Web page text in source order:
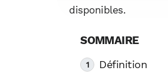
disponibles.
Définition